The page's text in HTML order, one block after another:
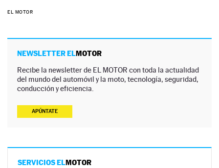
EL MOTOR
NEWSLETTER ELMOTOR
Recibe la newsletter de EL MOTOR con toda la actualidad
del mundo del automóvil y la moto, tecnología, seguridad,
conducción y eficiencia.
APÚNTATE
SERVICIOS ELMOTOR